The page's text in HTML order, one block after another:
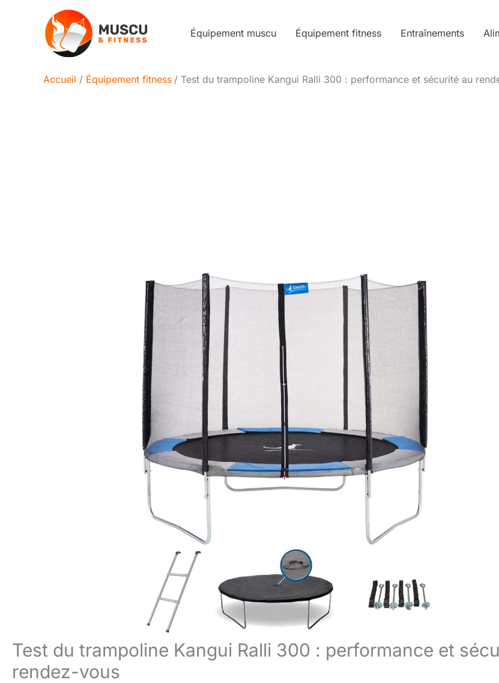
Équipement muscu Équipement fitness Entraînements
Accueil Équipement fitness Test du trampoline Kangui Ralli 300 : performance et sécurité au
Test du trampoline Kangui Ralli 300 : performance et
rendez-vous